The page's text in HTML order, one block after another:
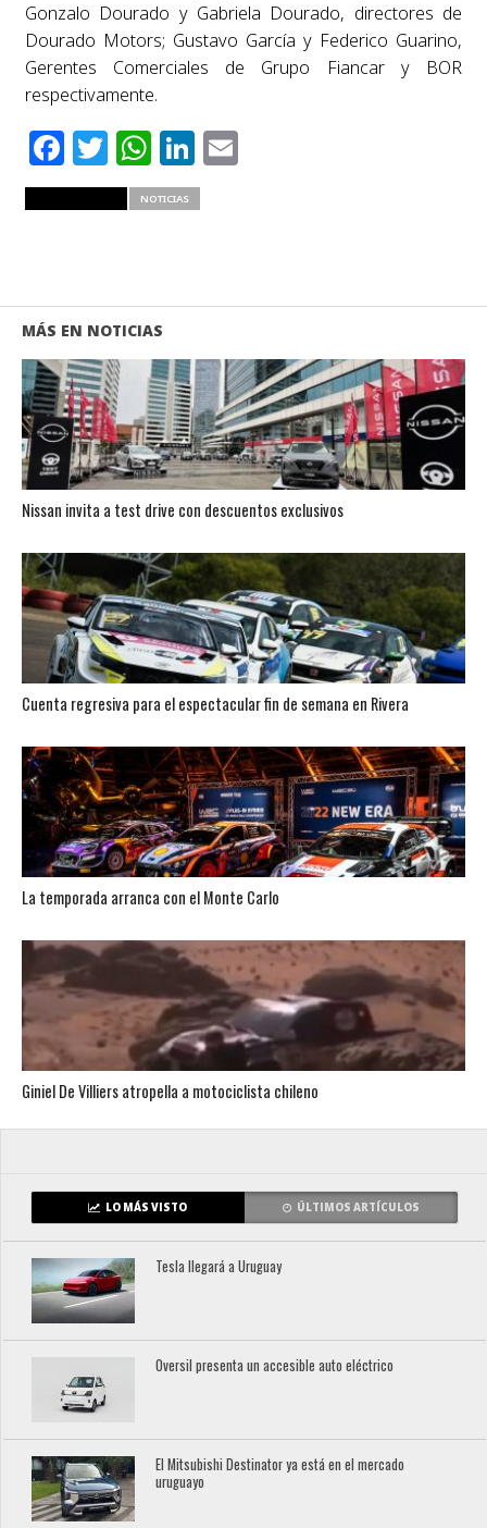
Gonzalo Dourado y Gabriela Dourado, directores de
Dourado Motors; Gustavo García y Federico Guarino,
Gerentes Comerciales de Grupo Fiancar y BOR
respectivamente.
Facebook
Twitter
WhatsApp
LinkedIn
Email
NOTICIAS
MÁS EN NOTICIAS
Nissan invita a test drive con descuentos exclusivos
Cuenta regresiva para el espectacular fin de semana en Rivera
La temporada arranca con el Monte Carlo
Giniel De Villiers atropella a motociclista chileno
LO MÁS VISTO ÚLTIMOS ARTÍCULOS
Tesla llegará a Uruguay
Oversil presenta un accesible auto eléctrico
El Mitsubishi Destinator ya está en el mercado
uruguayo